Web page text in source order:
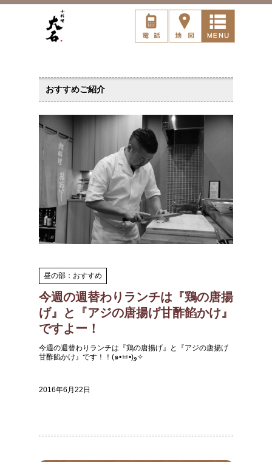
おすすめご紹介
昼の部：おすすめ
今週の週替わりランチは『鶏の唐揚
げ』と『アジの唐揚げ甘酢餡かけ』
ですよー！
今週の週替わりランチは『鶏の唐揚げ』と『アジの唐揚げ
甘酢餡かけ』です！！(๑•ㅂ•)و✧
2016年6月22日